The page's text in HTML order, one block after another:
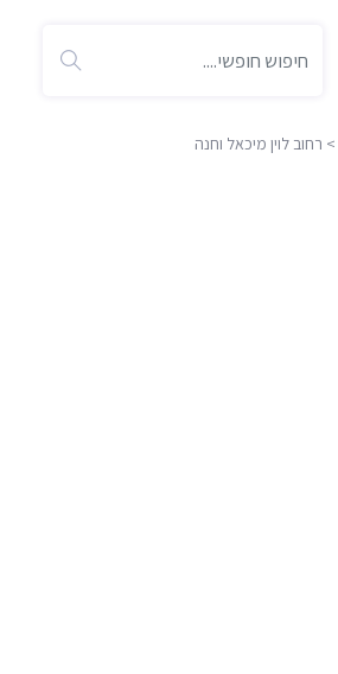
> רחוב לוין מיכאל וחנה